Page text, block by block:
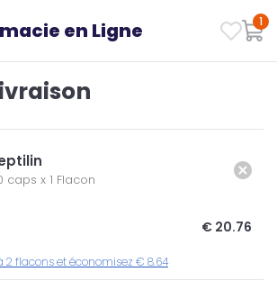
en Ligne 1
caps x 1 Flacon
€ 20.76
2 flacons et économisez € 8.64